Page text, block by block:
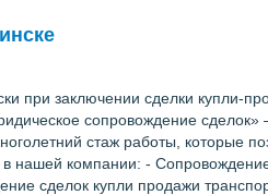
при заключении сделки купли-
сопровождение
стаж работы, которые
компании: -
сделок купли продажи